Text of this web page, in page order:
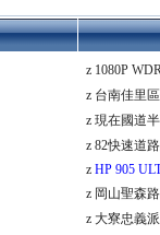
z 1080P
z 台南佳里
z 現在國道
z 82快速道
z HP 905
z 岡山聖森
z 大寮忠義